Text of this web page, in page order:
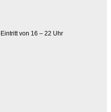
von 16 – 22 Uhr